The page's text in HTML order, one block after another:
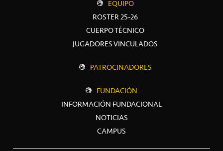
EQUIPO
ROSTER 25-26
CUERPO TÉCNICO
JUGADORES VINCULADOS
PATROCINADORES
FUNDACIÓN
INFORMACIÓN FUNDACIONAL
NOTICIAS
CAMPUS